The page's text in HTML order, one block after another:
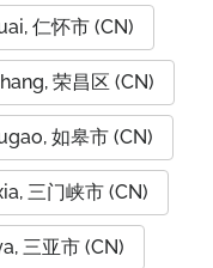
仁怀市 (CN)
荣昌区 (CN)
如皋市 (CN)
三门峡市 (CN)
三亚市 (CN)